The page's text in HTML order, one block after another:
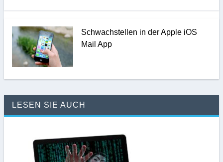
Schwachstellen in der Apple iOS
Mail App
LESEN SIE AUCH